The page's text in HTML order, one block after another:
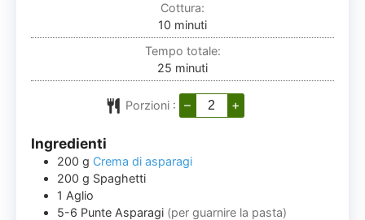
Cottura:
10 minuti
minuti
Tempo totale:
25 minuti
minuti
Porzioni : – +
Ingredienti
200 g Crema di asparagi
200 g Spaghetti
1 Aglio
5-6 Punte Asparagi (per guarnire la pasta)